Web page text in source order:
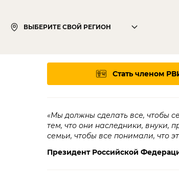
ВЫБЕРИТЕ СВОЙ РЕГИОН
Стать членом
«Мы должны сделать все, чтобы
тем, что они наследники, внуки,
семьи, чтобы все понимали, что
Президент Российской